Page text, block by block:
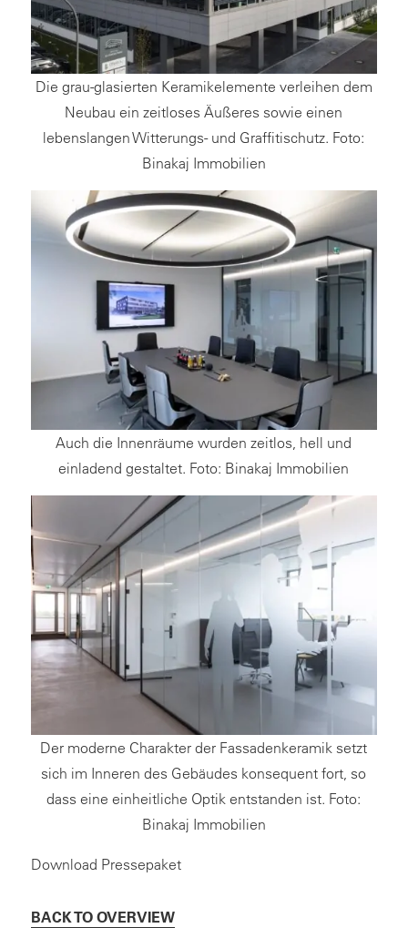
Die grau-glasierten Keramikelemente verleihen dem
Neubau ein zeitloses Äußeres sowie einen
lebenslangen Witterungs- und Graffitischutz. Foto:
Binakaj Immobilien
Auch die Innenräume wurden zeitlos, hell und
einladend gestaltet. Foto: Binakaj Immobilien
Der moderne Charakter der Fassadenkeramik setzt
sich im Inneren des Gebäudes konsequent fort, so
dass eine einheitliche Optik entstanden ist. Foto:
Binakaj Immobilien
Download Pressepaket
BACK TO OVERVIEW